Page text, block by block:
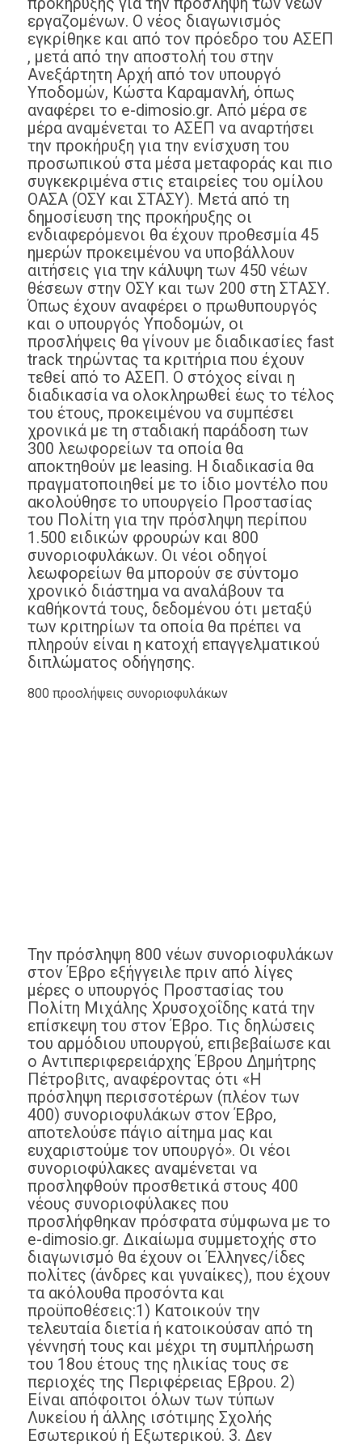
εργαζομένων. Ο νέος διαγωνισμός
εγκρίθηκε και από τον πρόεδρο του ΑΣΕΠ
, μετά από την αποστολή του στην
Ανεξάρτητη Αρχή από τον υπουργό
Υποδομών, Κώστα Καραμανλή, όπως
αναφέρει το e-dimosio.gr. Από μέρα σε
μέρα αναμένεται το ΑΣΕΠ να αναρτήσει
την προκήρυξη για την ενίσχυση του
προσωπικού στα μέσα μεταφοράς και πιο
συγκεκριμένα στις εταιρείες του ομίλου
ΟΑΣΑ (ΟΣΥ και ΣΤΑΣΥ). Μετά από τη
δημοσίευση της προκήρυξης οι
ενδιαφερόμενοι θα έχουν προθεσμία 45
ημερών προκειμένου να υποβάλλουν
αιτήσεις για την κάλυψη των 450 νέων
θέσεων στην ΟΣΥ και των 200 στη ΣΤΑΣΥ.
Όπως έχουν αναφέρει ο πρωθυπουργός
και ο υπουργός Υποδομών, οι
προσλήψεις θα γίνουν με διαδικασίες fast
track τηρώντας τα κριτήρια που έχουν
τεθεί από το ΑΣΕΠ. Ο στόχος είναι η
διαδικασία να ολοκληρωθεί έως το τέλος
του έτους, προκειμένου να συμπέσει
χρονικά με τη σταδιακή παράδοση των
300 λεωφορείων τα οποία θα
αποκτηθούν με leasing. Η διαδικασία θα
πραγματοποιηθεί με το ίδιο μοντέλο που
ακολούθησε το υπουργείο Προστασίας
του Πολίτη για την πρόσληψη περίπου
1.500 ειδικών φρουρών και 800
συνοριοφυλάκων. Οι νέοι οδηγοί
λεωφορείων θα μπορούν σε σύντομο
χρονικό διάστημα να αναλάβουν τα
καθήκοντά τους, δεδομένου ότι μεταξύ
των κριτηρίων τα οποία θα πρέπει να
πληρούν είναι η κατοχή επαγγελματικού
διπλώματος οδήγησης.
800 προσλήψεις συνοριοφυλάκων
Την πρόσληψη 800 νέων συνοριοφυλάκων
στον Έβρο εξήγγειλε πριν από λίγες
μέρες ο υπουργός Προστασίας του
Πολίτη Μιχάλης Χρυσοχοΐδης κατά την
επίσκεψη του στον Έβρο. Τις δηλώσεις
του αρμόδιου υπουργού, επιβεβαίωσε και
ο Αντιπεριφερειάρχης Έβρου Δημήτρης
Πέτροβιτς, αναφέροντας ότι «Η
πρόσληψη περισσοτέρων (πλέον των
400) συνοριοφυλάκων στον Έβρο,
αποτελούσε πάγιο αίτημα μας και
ευχαριστούμε τον υπουργό». Οι νέοι
συνοριοφύλακες αναμένεται να
προσληφθούν προσθετικά στους 400
νέους συνοριοφύλακες που
προσλήφθηκαν πρόσφατα σύμφωνα με το
e-dimosio.gr. Δικαίωμα συμμετοχής στο
διαγωνισμό θα έχουν οι Έλληνες/ίδες
πολίτες (άνδρες και γυναίκες), που έχουν
τα ακόλουθα προσόντα και
προϋποθέσεις:1) Κατοικούν την
τελευταία διετία ή κατοικούσαν από τη
γέννησή τους και μέχρι τη συμπλήρωση
του 18ου έτους της ηλικίας τους σε
περιοχές της Περιφέρειας Εβρου. 2)
Είναι απόφοιτοι όλων των τύπων
Λυκείου ή άλλης ισότιμης Σχολής
Εσωτερικού ή Εξωτερικού. 3. Δεν